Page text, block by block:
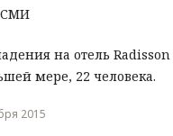
СМИ
на отель
мере, 22 человека.
2015